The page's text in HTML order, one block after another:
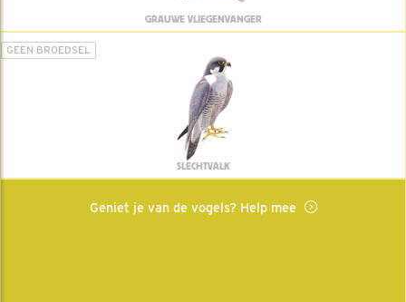
GRAUWE VLIEGENVANGER
GEEN BROEDSEL
SLECHTVALK
Geniet je van de vogels? Help mee